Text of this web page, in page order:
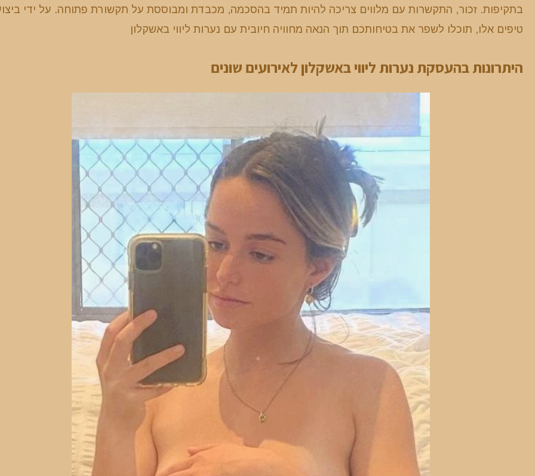
בתקיפות. זכור, התקשרות עם מלווים צריכה להיות תמיד בהסכמה, מכבדת ומבוססת על תקשורת פתוחה. על ידי
טיפים אלו, תוכלו לשפר את בטיחותכם תוך הנאה מחוויה חיובית עם נערות ליווי באשקלון
היתרונות בהעסקת נערות ליווי באשקלון לאירועים שונים